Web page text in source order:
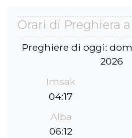
Orari di Preghiera
Preghiere di oggi:
2026
Imsak
04:17
Alba
06:12